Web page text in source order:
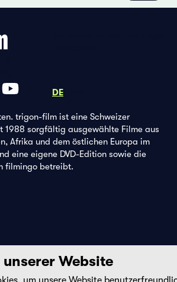
DE
trigon-film ist eine Schweizer
1988 sorgfältig ausgewählte Filme aus
Afrika und dem östlichen Europa im
eine eigene DVD-Edition sowie die
filmingo betreibt.
Website